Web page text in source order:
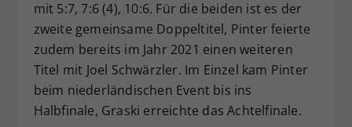
mit 5:7, 7:6 (4), 10:6. Für die beiden ist es der
zweite gemeinsame Doppeltitel, Pinter feierte
zudem bereits im Jahr 2021 einen weiteren
Titel mit Joel Schwärzler. Im Einzel kam Pinter
beim niederländischen Event bis ins
Halbfinale, Graski erreichte das Achtelfinale.
Zweck
Dieser Wert speichert Ihre Consent-
Einstellungen. Unter anderem eine
zufällig generierte ID, für die
historische Speicherung Ihrer
vorgenommen Einstellungen, falls der
Webseiten-Betreiber dies eingestellt